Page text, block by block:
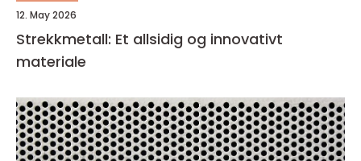
12. May 2026
Strekkmetall: Et allsidig og innovativt
materiale